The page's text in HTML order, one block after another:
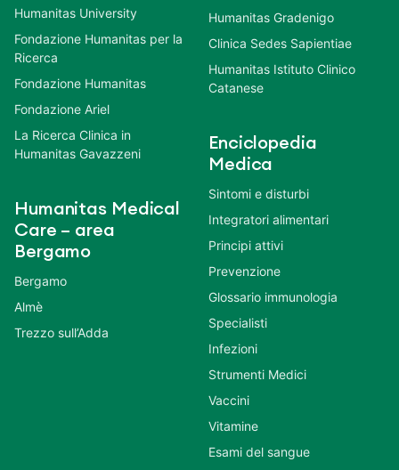
Humanitas University
Fondazione Humanitas per la
Ricerca
Fondazione Humanitas
Fondazione Ariel
La Ricerca Clinica in
Humanitas Gavazzeni
Humanitas Medical
Care – area
Bergamo
Bergamo
Almè
Trezzo sull’Adda
Humanitas Gradenigo
Clinica Sedes Sapientiae
Humanitas Istituto Clinico
Catanese
Enciclopedia
Medica
Sintomi e disturbi
Integratori alimentari
Principi attivi
Prevenzione
Glossario immunologia
Specialisti
Infezioni
Strumenti Medici
Vaccini
Vitamine
Esami del sangue